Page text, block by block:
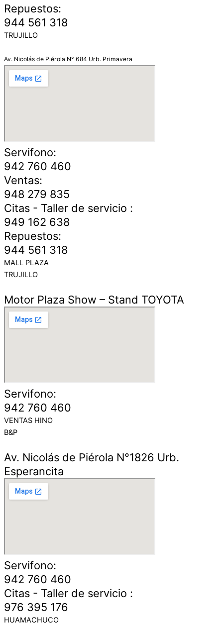
Repuestos:
944 561 318
TRUJILLO
Av. Nicolás de Piérola N° 684 Urb. Primavera
Servifono:
942 760 460
Ventas:
948 279 835
Citas - Taller de servicio :
949 162 638
Repuestos:
944 561 318
MALL PLAZA
TRUJILLO
Motor Plaza Show – Stand TOYOTA
Servifono:
942 760 460
VENTAS HINO
B&P
Av. Nicolás de Piérola N°1826 Urb.
Esperancita
Servifono:
942 760 460
Citas - Taller de servicio :
976 395 176
HUAMACHUCO